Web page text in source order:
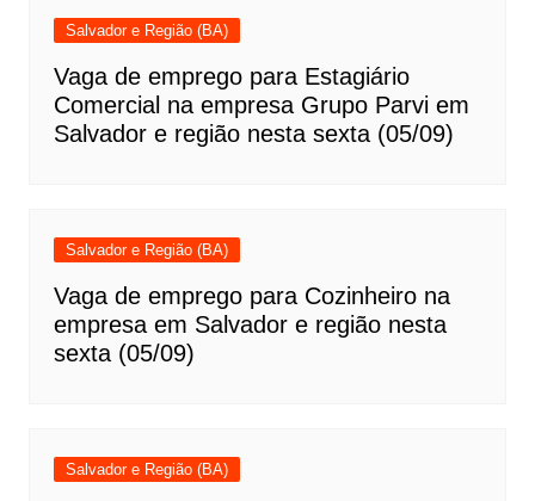
Salvador e Região (BA)
Vaga de emprego para Estagiário
Comercial na empresa Grupo Parvi em
Salvador e região nesta sexta (05/09)
Salvador e Região (BA)
Vaga de emprego para Cozinheiro na
empresa em Salvador e região nesta
sexta (05/09)
Salvador e Região (BA)